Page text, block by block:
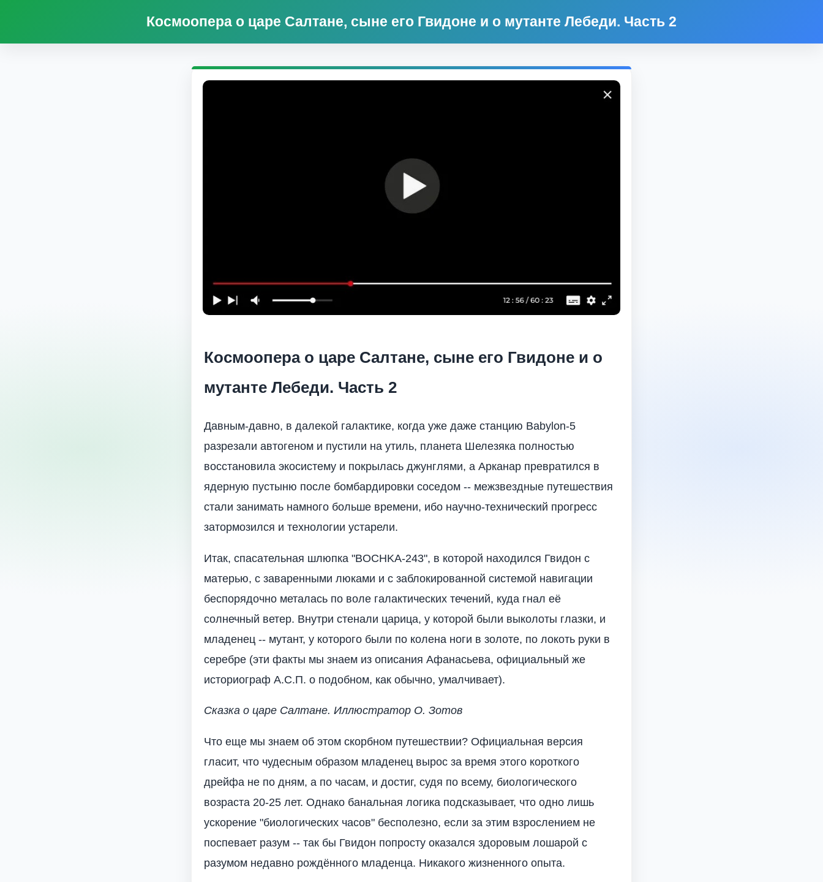
Космоопера о царе Салтане, сыне его Гвидоне и о мутанте Лебеди. Часть 2
Космоопера о царе Салтане, сыне его Гвидоне и о
мутанте Лебеди. Часть 2
Давным-давно, в далекой галактике, когда уже даже станцию Babylon-5
разрезали автогеном и пустили на утиль, планета Шелезяка полностью
восстановила экосистему и покрылась джунглями, а Арканар превратился в
ядерную пустыню после бомбардировки соседом -- межзвездные путешествия
стали занимать намного больше времени, ибо научно-технический прогресс
затормозился и технологии устарели.
Итак, спасательная шлюпка "BOCHKA-243", в которой находился Гвидон с
матерью, с заваренными люками и с заблокированной системой навигации
беспорядочно металась по воле галактических течений, куда гнал её
солнечный ветер. Внутри стенали царица, у которой были выколоты глазки, и
младенец -- мутант, у которого были по колена ноги в золоте, по локоть руки в
серебре (эти факты мы знаем из описания Афанасьева, официальный же
историограф А.С.П. о подобном, как обычно, умалчивает).
Сказка о царе Салтане. Иллюстратор О. Зотов
Что еще мы знаем об этом скорбном путешествии? Официальная версия
гласит, что чудесным образом младенец вырос за время этого короткого
дрейфа не по дням, а по часам, и достиг, судя по всему, биологического
возраста 20-25 лет. Однако банальная логика подсказывает, что одно лишь
ускорение "биологических часов" бесполезно, если за этим взрослением не
поспевает разум -- так бы Гвидон попросту оказался здоровым лошарой с
разумом недавно рождённого младенца. Никакого жизненного опыта.